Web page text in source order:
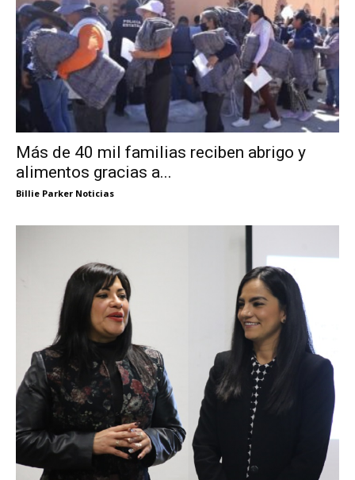
Más de 40 mil familias reciben abrigo y
alimentos gracias a...
Billie Parker Noticias